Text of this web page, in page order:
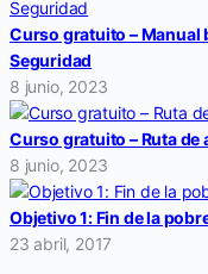
Curso gratuito – Manual
Seguridad
8 junio, 2023
Curso gratuito – Ruta
8 junio, 2023
Objetivo 1: Fin de la
23 abril, 2017